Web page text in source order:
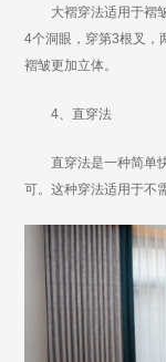
大褶穿法适用于褶皱
4个洞眼，穿第3根叉，
褶皱更加立体。
4、直穿法
直穿法是一种简单快
可。这种穿法适用于不